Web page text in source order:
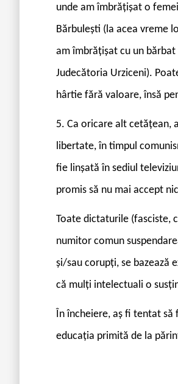
unde am îmbrățișat o
Bărbulești (la acea vreme
am îmbrățișat cu un bărbat
Judecătoria Urziceni).
hârtie fără valoare, însă
5. Ca oricare alt cetățean,
libertate, în timpul
fie linșată în sediul
promis să nu mai accept
Toate dictaturile (fasciste,
numitor comun
și/sau corupți, se bazează
că mulți intelectuali o
În încheiere, aș fi tentat
educația primită de la